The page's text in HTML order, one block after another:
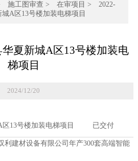
施工图审查 > 在审项目 >
2022-
A区13号楼加装电梯项目
华夏新城A区13号楼加装电
梯项目
2024/12/20
A区13号楼加装电梯项目 已交付
利建材设备有限公司年产300套高端智能